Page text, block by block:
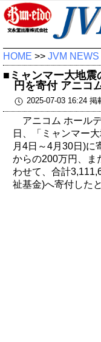
HOME >> JVM NEWS
■ミャンマー大地震
円を寄付 アニコ
2025-07-03 16:24 掲
アニコム ホール
日、「ミャンマー
月4日～4月30日)に
からの200万円、ま
わせて、合計
祉基金)へ寄付した